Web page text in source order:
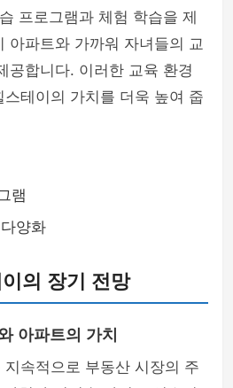
프로그램과 체험 학습을 제
아파트와 가까워 자녀들의 교
공합니다. 이러한 교육 환경
테이의 가치를 더욱 높여 줍
램
양화
의 장기 전망
아파트의 가치
속적으로 부동산 시장의 주